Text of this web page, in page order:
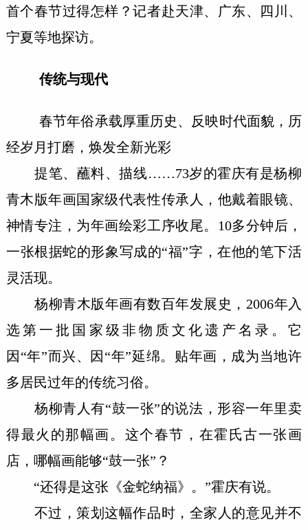
首个春节过得怎样？记者赴天津、广东、四川、
宁夏等地探访。
传统与现代
春节年俗承载厚重历史、反映时代面貌，历
经岁月打磨，焕发全新光彩
提笔、蘸料、描线……73岁的霍庆有是杨柳
青木版年画国家级代表性传承人，他戴着眼镜、
神情专注，为年画绘彩工序收尾。10多分钟后，
一张根据蛇的形象写成的“福”字，在他的笔下活
灵活现。
杨柳青木版年画有数百年发展史，2006年入
选第一批国家级非物质文化遗产名录。它
因“年”而兴、因“年”延绵。贴年画，成为当地许
多居民过年的传统习俗。
杨柳青人有“鼓一张”的说法，形容一年里卖
得最火的那幅画。这个春节，在霍氏古一张画
店，哪幅画能够“鼓一张”？
“还得是这张《金蛇纳福》。”霍庆有说。
不过，策划这幅作品时，全家人的意见并不